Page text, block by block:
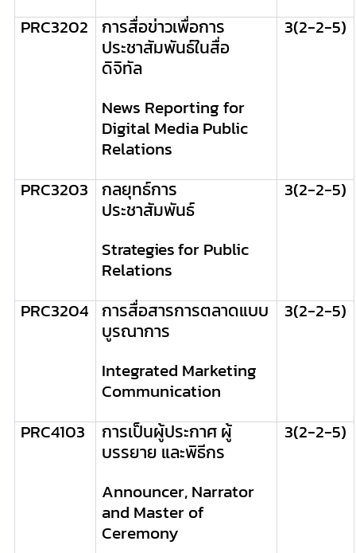
PRC3202 การสื่อข่าวเพื่อการ
ประชาสัมพันธ์ในสื่อ
ดิจิทัล
News Reporting for
Digital Media Public
Relations
3(2-2-5)
PRC3203 กลยุทธ์การ
ประชาสัมพันธ์
Strategiesfor Public
Relations
3(2-2-5)
PRC3204 การสื่อสารการตลาดแบบ
บูรณาการ
Integrated Marketing
Communication
3(2-2-5)
PRC4103
การเป็นผู้ประกาศ ผู้
บรรยาย และพิธีกร
Announcer,Narrator
and Master of
Ceremony
3(2-2-5)